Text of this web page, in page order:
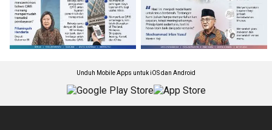
Unduh Mobile Apps untuk iOS dan Android